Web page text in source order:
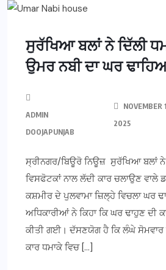
ਸੁਰੱਖਿਆ ਬਲਾਂ ਨੇ ਦਿੱਲੀ
ਉਮਰ ਨਬੀ ਦਾ ਘਰ
ADMIN
DOOJAPUNJAB
NOVEMBER
2025
ਸ੍ਰੀਨਗਰ/ਬਿਊਰੋ ਨਿਊਜ਼ ਸੁਰੱਖਿਆ ਬਲਾਂ
ਵਿਸਫੋਟਕਾਂ ਨਾਲ ਲੱਦੀ ਕਾਰ ਚਲਾਉਣ ਵਾਲੇ
ਕਸ਼ਮੀਰ ਦੇ ਪੁਲਵਾਮਾ ਜ਼ਿਲ੍ਹੇ ਵਿਚਲਾ ਘਰ
ਅਧਿਕਾਰੀਆਂ ਨੇ ਕਿਹਾ ਕਿ ਘਰ ਢਾਹੁਣ ਦੀ
ਕੀਤੀ ਗਈ। ਦੱਸਣਯੋਗ ਹੈ ਕਿ ਲੰਘੇ ਸੋਮਵਾਰ
ਕਾਰ ਧਮਾਕੇ ਵਿਚ […]